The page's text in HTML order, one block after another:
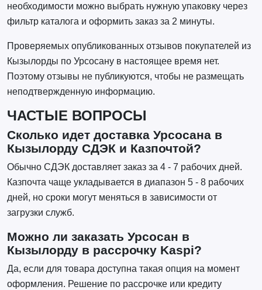
необходимости можно выбрать нужную упаковку через
фильтр каталога и оформить заказ за 2 минуты.
Проверяемых опубликованных отзывов покупателей из
Кызылорды по Урсосану в настоящее время нет.
Поэтому отзывы не публикуются, чтобы не размещать
неподтвержденную информацию.
ЧАСТЫЕ ВОПРОСЫ
Сколько идет доставка Урсосана в
Кызылорду СДЭК и Казпочтой?
Обычно СДЭК доставляет заказ за 4 - 7 рабочих дней.
Казпочта чаще укладывается в диапазон 5 - 8 рабочих
дней, но сроки могут меняться в зависимости от
загрузки служб.
Можно ли заказать Урсосан в
Кызылорду в рассрочку Kaspi?
Да, если для товара доступна такая опция на момент
оформления. Решение по рассрочке или кредиту